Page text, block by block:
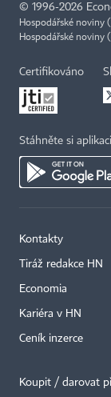
© 1996-2026
Hospodářské
Hospodářské noviny
Certifikováno
Stáhněte si
Kontakty
Tiráž redakce HN
Economia
Kariéra v HN
Ceník inzerce
Koupit / darovat